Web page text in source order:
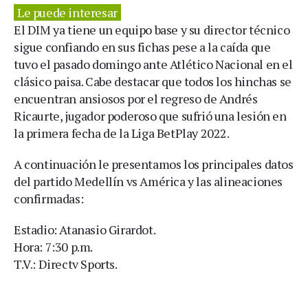
Le puede interesar
El DIM ya tiene un equipo base y su director técnico
sigue confiando en sus fichas pese a la caída que
tuvo el pasado domingo ante Atlético Nacional en el
clásico paisa. Cabe destacar que todos los hinchas se
encuentran ansiosos por el regreso de Andrés
Ricaurte, jugador poderoso que sufrió una lesión en
la primera fecha de la Liga BetPlay 2022.
A continuación le presentamos los principales datos
del partido Medellín vs América y las alineaciones
confirmadas:
Estadio: Atanasio Girardot.
Hora: 7:30 p.m.
T.V.: Directv Sports.